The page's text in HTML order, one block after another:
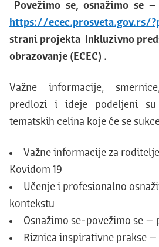
Povežimo se, osnažimo se
https://ecec.prosveta.gov.rs/
strani projekta Inkluzivno
obrazovanje (ECEC) .
Važne informacije,
predlozi i ideje podeljeni
tematskih celina koje će se
Važne informacije za
Kovidom 19
Učenje i profesionalno
kontekstu
Osnažimo se-povežimo se
Riznica inspirativne prakse